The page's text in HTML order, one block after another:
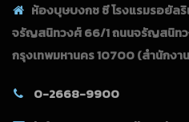
ห้องบุษบงกช ซี โรงแรมรอยัลริ
จรัญสนิทวงศ์ 66/1 ถนนจรัญสนิท
กรุงเทพมหานคร 10700(สำนักงา
0-2668-9900